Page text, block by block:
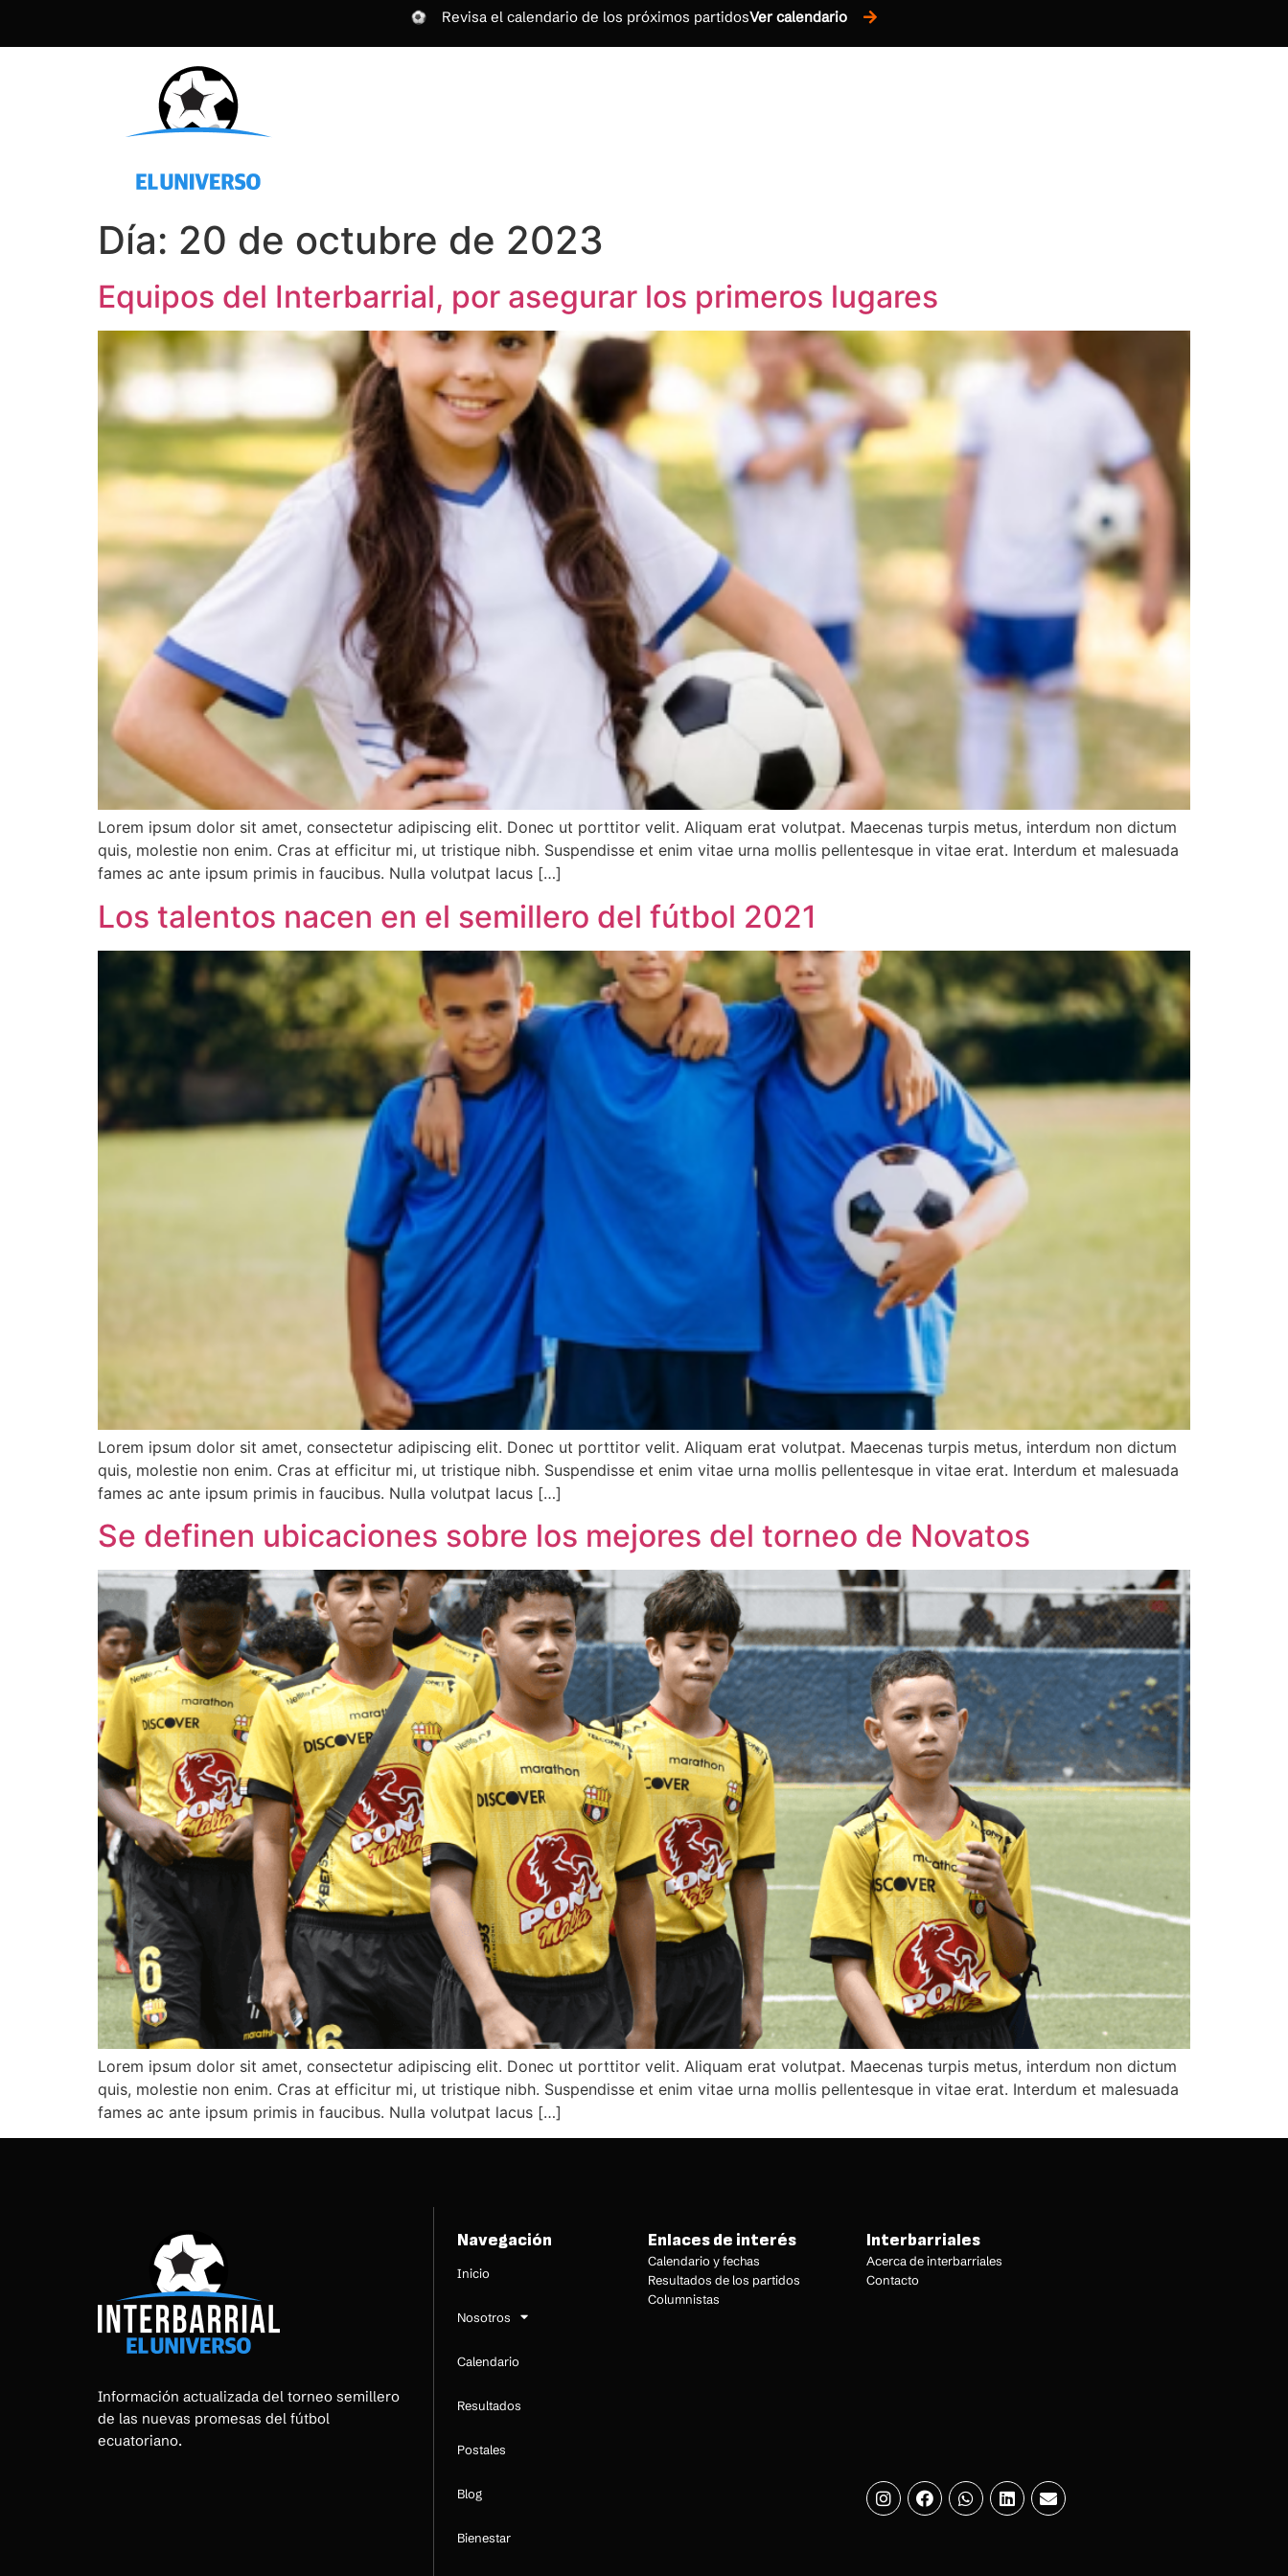
Revisa el calendario de los próximos partidosVer calendario
Día: 20 de octubre de 2023
Equipos del Interbarrial, por asegurar los primeros lugares
Lorem ipsum dolor sit amet, consectetur adipiscing elit. Donec ut porttitor velit. Aliquam erat volutpat. Maecenas turpis metus, interdum non dictum
quis, molestie non enim. Cras at efficitur mi, ut tristique nibh. Suspendisse et enim vitae urna mollis pellentesque in vitae erat. Interdum et malesuada
fames ac ante ipsum primis in faucibus. Nulla volutpat lacus […]
Los talentos nacen en el semillero del fútbol 2021
Lorem ipsum dolor sit amet, consectetur adipiscing elit. Donec ut porttitor velit. Aliquam erat volutpat. Maecenas turpis metus, interdum non dictum
quis, molestie non enim. Cras at efficitur mi, ut tristique nibh. Suspendisse et enim vitae urna mollis pellentesque in vitae erat. Interdum et malesuada
fames ac ante ipsum primis in faucibus. Nulla volutpat lacus […]
Se definen ubicaciones sobre los mejores del torneo de Novatos
Lorem ipsum dolor sit amet, consectetur adipiscing elit. Donec ut porttitor velit. Aliquam erat volutpat. Maecenas turpis metus, interdum non dictum
quis, molestie non enim. Cras at efficitur mi, ut tristique nibh. Suspendisse et enim vitae urna mollis pellentesque in vitae erat. Interdum et malesuada
fames ac ante ipsum primis in faucibus. Nulla volutpat lacus […]
Información actualizada del torneo semillero
de las nuevas promesas del fútbol
ecuatoriano.
Navegación
Inicio
Nosotros
Calendario
Resultados
Postales
Blog
Bienestar
Enlaces de interés
Calendario y fechas
Resultados de los partidos
Columnistas
Interbarriales
Acerca de interbarriales
Contacto